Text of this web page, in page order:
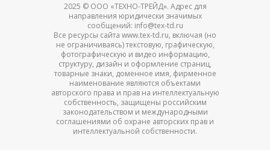
2025 © ООО «ТЕХНО-ТРЕЙД». Адрес для
направления юридически значимых
сообщений: info@tex-td.ru
Все ресурсы сайта www.tex-td.ru, включая (но
не ограничиваясь) текстовую, графическую,
фотографическую и видео информацию,
структуру, дизайн и оформление страниц,
товарные знаки, доменное имя, фирменное
наименование являются объектами
авторского права и прав на интеллектуальную
собственность, защищены российским
законодательством и международными
соглашениями об охране авторских прав и
интеллектуальной собственности.